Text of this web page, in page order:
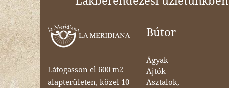
Látogasson el 600 m2
alapterületen, közel 10
Bútor
Ágyak
Ajtók
Asztalok,